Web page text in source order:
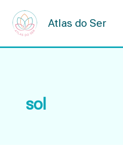
content
Atlas do Ser
sol